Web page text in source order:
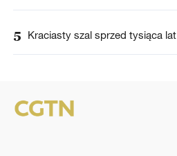
5 Kraciasty szal sprzed tysiąca lat